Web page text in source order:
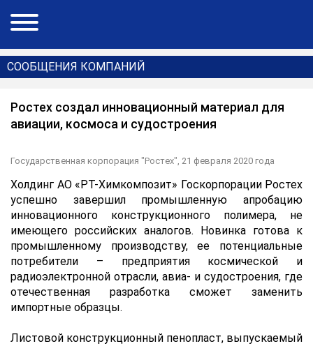
СООБЩЕНИЯ КОМПАНИЙ
Ростех создал инновационный материал для
авиации, космоса и судостроения
Государственная корпорация "Ростех", 21 февраля 2020 года
Холдинг АО «РТ-Химкомпозит» Госкорпорации Ростех
успешно завершил промышленную апробацию
инновационного конструкционного полимера, не
имеющего российских аналогов. Новинка готова к
промышленному производству, ее потенциальные
потребители – предприятия космической и
радиоэлектронной отрасли, авиа- и судостроения, где
отечественная разработка сможет заменить
импортные образцы.
Листовой конструкционный пенопласт, выпускаемый